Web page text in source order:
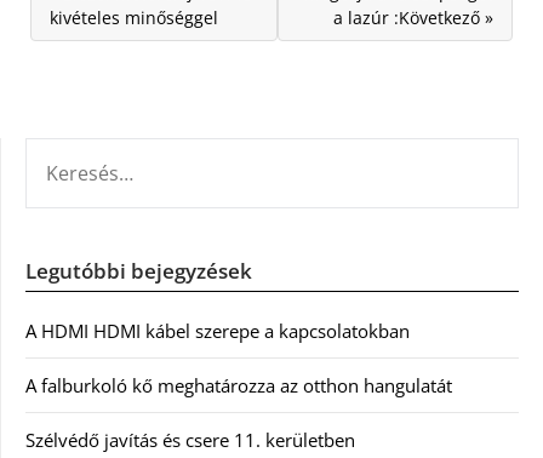
kivételes minőséggel
a lazúr :Következő »
Legutóbbi bejegyzések
A HDMI HDMI kábel szerepe a kapcsolatokban
A falburkoló kő meghatározza az otthon hangulatát
Szélvédő javítás és csere 11. kerületben